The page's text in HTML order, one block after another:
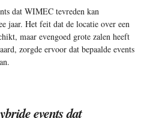
dat WIMEC tevreden kan
jaar. Het feit dat de locatie over een
maar evengoed grote zalen heeft
zorgde ervoor dat bepaalde events
events dat